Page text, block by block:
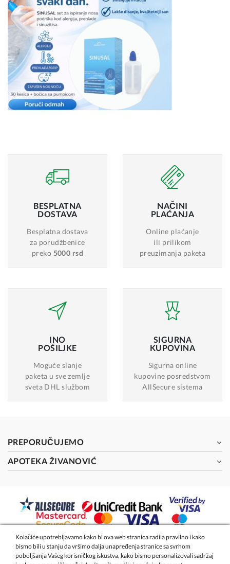
BESPLATNA
DOSTAVA
Besplatna dostava
za porudžbenice
preko 5000 rsd
NAČINI
PLAĆANJA
Online plaćanje
ili prilikom
preuzimanja paketa
INO
POŠILJKE
Moguće slanje
paketa u sve zemlje
sveta DHL službom
SIGURNA
KUPOVINA
Sigurna online
kupovine posredstvom
AllSecure sistema
PREPORUČUJEMO
APOTEKA ŽIVANOVIĆ
2026 - Apoteka Magistra Živanović
Kolačiće upotrebljavamo kako bi ova web stranica radila pravilno i kako
bismo bili u stanju da vršimo dalja unapređenja stranice sa svrhom
poboljšanja Vašeg korisničkog iskustva, kako bismo personalizovali sadržaj